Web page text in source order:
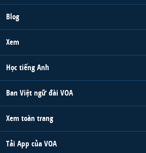
Blog
Xem
Học tiếng Anh
Ban Việt ngữ đài VOA
Xem toàn trang
Tải App của VOA